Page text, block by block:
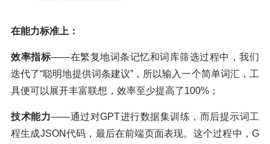
在能力标准上：
效率指标——在繁复地词条记忆和词库筛选过程中，我们
迭代了“聪明地提供词条建议”，所以输入一个简单词汇，工
具便可以展开丰富联想，效率至少提高了100%；
技术能力——通过对GPT进行数据集训练，而后提示词工
程生成JSON代码，最后在前端页面表现。这个过程中，G